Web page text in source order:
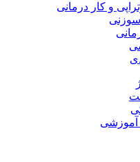
و کار درمانی
آموزشی